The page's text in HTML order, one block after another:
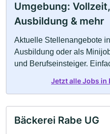
Umgebung:
Ausbildung & mehr
Aktuelle Stellenangebote
Ausbildung oder als
und Berufseinsteiger.
Jetzt alle Jobs in
Bäckerei Rabe UG